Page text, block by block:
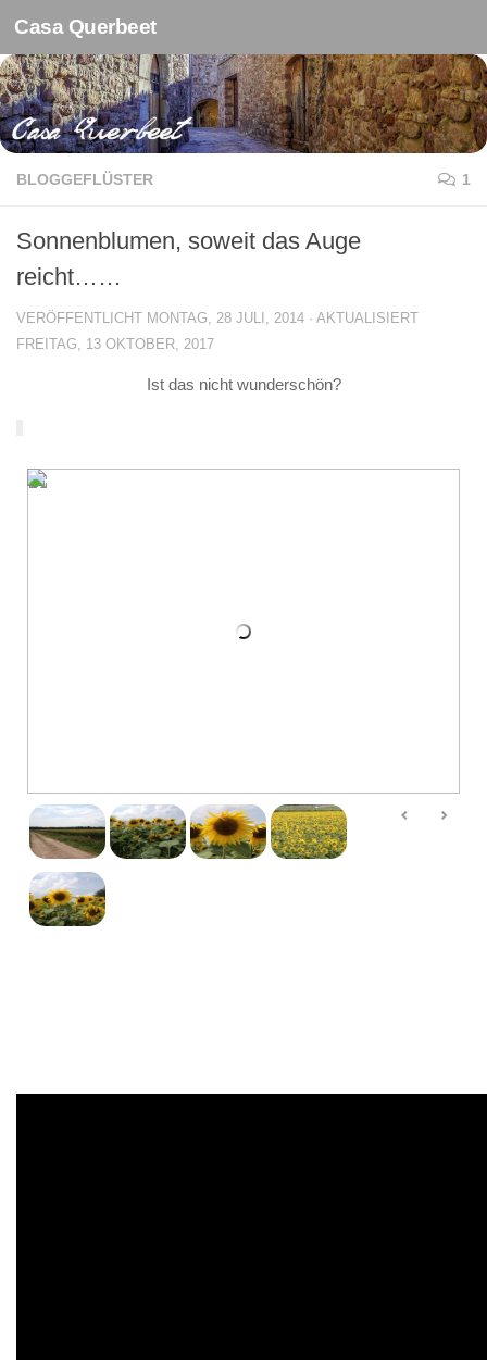
Zum Inhalt springen
Casa Querbeet
BLOGGEFLÜSTER 1
Sonnenblumen, soweit das Auge
reicht……
VERÖFFENTLICHT MONTAG, 28 JULI, 2014 · AKTUALISIERT
FREITAG, 13 OKTOBER, 2017
Ist das nicht wunderschön?